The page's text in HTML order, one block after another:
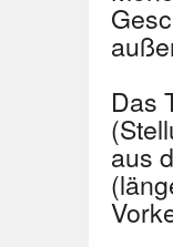
Das
aus